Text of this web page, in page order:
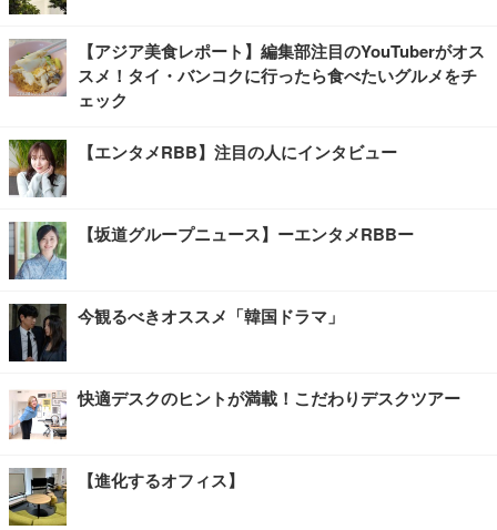
【アジア美食レポート】編集部注目のYouTuberがオス
スメ！タイ・バンコクに行ったら食べたいグルメをチ
ェック
【エンタメRBB】注目の人にインタビュー
【坂道グループニュース】ーエンタメRBBー
今観るべきオススメ「韓国ドラマ」
快適デスクのヒントが満載！こだわりデスクツアー
【進化するオフィス】